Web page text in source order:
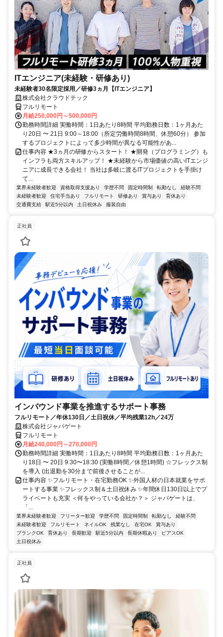
ITエンジニア(未経験・研修あり)
未経験者30名限定採用／研修3ヵ月【ITエンジニア】
株式会社クラウドテック
フルリモート
月給250,000円～500,000円
勤務時間詳細 実働時間：1日あたり8時間 平均勤務日数：1ヶ月あた
り20日 〜 21日 9:00～18:00（所定労働時間8時間、休憩60分） 参加
するプロジェクトによって多少時間が異なる可能性があ...
仕事内容 ★3ヵ月の研修からスタート！ ★開発（プログラミング）も
インフラも両方スキルアップ！ ★未経験から市場価値の高いITエンジ
ニアに成長できる会社！ 当社は多岐に渡るITプロジェクトを手掛け
て...
業界未経験者歓迎 資格取得支援あり 学歴不問 固定時間制 転勤なし
経験不問
未経験者歓迎
住宅手当あり フルリモート 研修あり 賞与あり
育休あり
交通費支給
駅近5分以内 土日祝休み 服装自由
正社員
インバウンド事業を推進するサポート事務
フルリモート／年休130日／土日祝休／平均残業12h／24万
株式会社ジャパゲート
フルリモート
月給240,000円～270,000円
勤務時間詳細 実働時間：1日あたり8時間 平均勤務日数：1ヶ月あた
り18日 〜 20日 9:30〜18:30 (実働8時間／休憩1時間) ☆フレックス制
を導入 (出退勤を30分まで前後させることが...
仕事内容 ✨フルリモート・在宅勤務OK ✨外国人材の日本就業をサポ
ートする事業 ✨フレックス制＆土日祝休み ✨年間休日130日以上でプ
ライベートも充実 ＜何をやっている会社か？＞ ジャパゲートは、
「...
業界未経験者歓迎 フリーター歓迎 学歴不問 固定時間制 転勤なし
経験不問
未経験者歓迎
フルリモート ネイルOK 残業なし 在宅OK
賞与あり
ブランクOK
育休あり 長期歓迎 駅近5分以内 長期休暇あり
ピアスOK
土日祝休み
正社員